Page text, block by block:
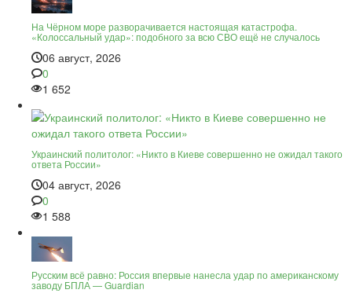
На Чёрном море разворачивается настоящая катастрофа.
«Колоссальный удар»: подобного за всю СВО ещё не случалось
06 август, 2026
0
1 652
Украинский политолог: «Никто в Киеве совершенно не ожидал такого
ответа России»
04 август, 2026
0
1 588
Русским всё равно: Россия впервые нанесла удар по американскому
заводу БПЛА — Guardian